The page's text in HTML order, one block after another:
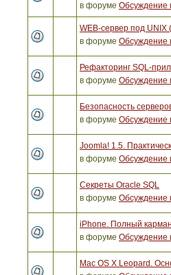
в форуме Обсуждение
WEB-сервер под UNIX
в форуме Обсуждение
Рефакторинг SQL-
в форуме Обсуждение
Безопасность
в форуме Обсуждение
Joomla! 1.5.
в форуме Обсуждение
Секреты Oracle SQL
в форуме Обсуждение
iPhone. Полный
в форуме Обсуждение
Mac OS X Leopard.